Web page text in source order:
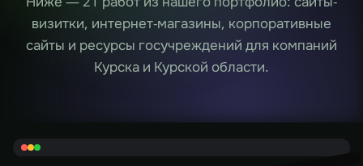
визитки, интернет-магазины, корпоративные
сайты и ресурсы госучреждений для компаний
Курска и Курской области.